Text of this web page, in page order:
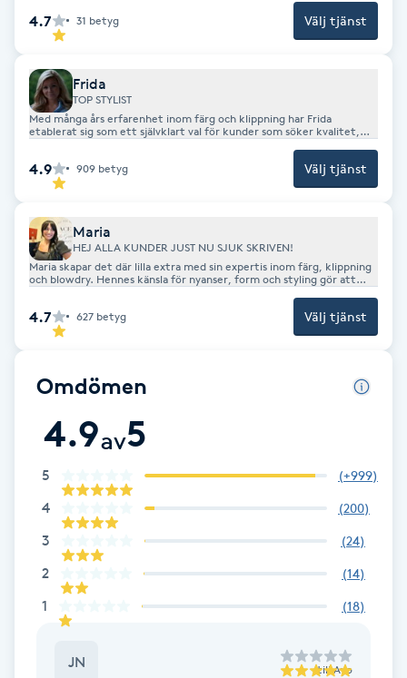
Fet hårbotten
Fettreducering
Fibromassage
Fotmassage
Fotsvamp
Fotvård
Fransar
Fransborttagning
Fransfärgning
Fransförlängning
Fransförlängning Megavolym
har gett henne bred kompetens inom allt från klippning och färg till
avancerade behandlingar och löshårstekniker som keratin och tejp.
Efter flera år i Barcelona har Daniella nu flyttat tillbaka till Sverige
brinner för att skapa personliga resultat där kunden alltid står i
fokus.
4.7 31 betyg Välj tjänst
Frida
TOP STYLIST
Med många års erfarenhet inom färg och klippning har Frida
etablerat sig som ett självklart val för kunder som söker kvalitet,
och färgbehandlingar, kombinerat med ett lyhört och professionellt
bemötande, har gjort henne mycket uppskattad i Göteborg. Varje
behandling anpassas noggrant efter kundens hår, stil och behov,
4.9 909 betyg Välj tjänst
Maria
HEJ ALLA KUNDER JUST NU SJUK SKRIVEN!
Maria skapar det där lilla extra med sin expertis inom färg, klippning
och blowdry. Hennes känsla för nyanser, form och styling gör att
4.7 627 betyg Välj tjänst
Omdömen
4.9av5
5 (+999)
4 (200)
3 (24)
2 (14)
1 (18)
JN till Ayo